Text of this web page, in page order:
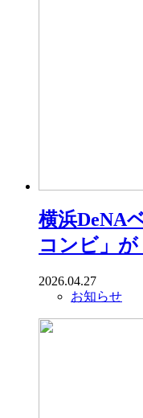
横浜DeNA
コンビ」が
2026.04.27
お知らせ